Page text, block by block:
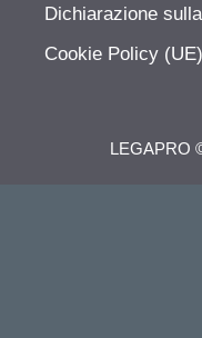
Dichiarazione
Cookie Policy (UE)
LEGAPRO